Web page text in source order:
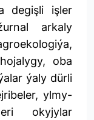
degişli işler
arkaly
oba
ýaly dürli
ylmy-
okyjylar